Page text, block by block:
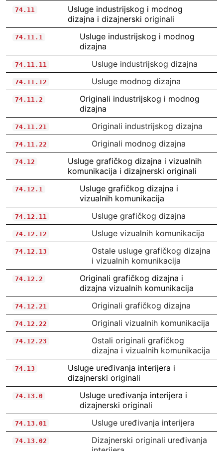
74.11
Usluge industrijskog i modnog
dizajna i dizajnerski originali
74.11.1
Usluge industrijskog i modnog
dizajna
74.11.11 Usluge industrijskog dizajna
74.11.12 Usluge modnog dizajna
74.11.2
Originali industrijskog i modnog
dizajna
74.11.21 Originali industrijskog dizajna
74.11.22 Originali modnog dizajna
74.12
Usluge grafičkog dizajna i vizualnih
komunikacija i dizajnerski originali
74.12.1
Usluge grafičkog dizajna i
vizualnih komunikacija
74.12.11 Usluge grafičkog dizajna
74.12.12 Usluge vizualnih komunikacija
74.12.13
Ostale usluge grafičkog dizajna
i vizualnih komunikacija
74.12.2
Originali grafičkog dizajna i
dizajna vizualnih komunikacija
74.12.21 Originali grafičkog dizajna
74.12.22 Originali vizualnih komunikacija
74.12.23
Ostali originali grafičkog
dizajna i vizualnih komunikacija
74.13
Usluge uređivanja interijera i
dizajnerski originali
74.13.0
Usluge uređivanja interijera i
dizajnerski originali
74.13.01 Usluge uređivanja interijera
74.13.02
Dizajnerski originali uređivanja